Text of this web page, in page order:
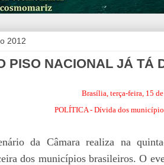
2012
PISO NACIONAL JÁ TÁ
Brasília, terça-feira, 15
POLÍTICA - Dívida dos
da Câmara realiza na
dos municípios brasileiros. O